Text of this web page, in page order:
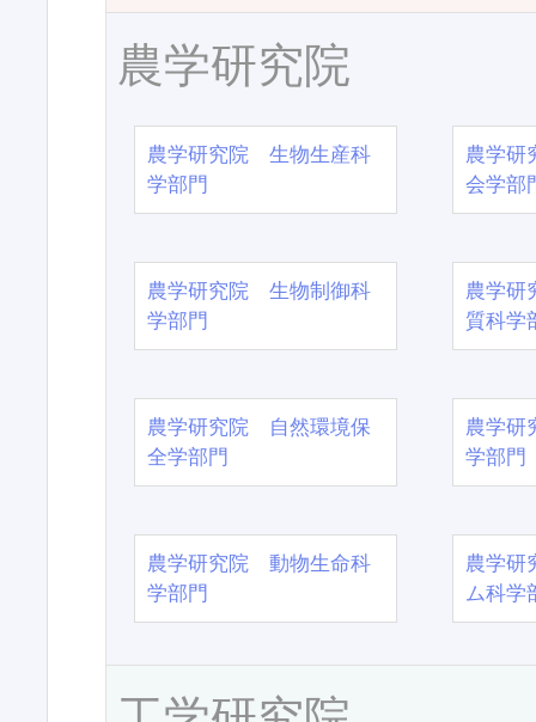
農学研究院
農学研究院 生物生産科
学部門
農学
会学部
農学研究院 生物制御科
学部門
農学
質科学
農学研究院 自然環境保
全学部門
農学
学部門
農学研究院 動物生命科
学部門
農学
ム科学